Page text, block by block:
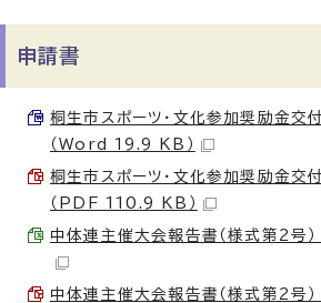
申請書
桐生市スポーツ・文化参加奨励金交
（Word 19.9 KB）
桐生市スポーツ・文化参加奨励金交
（PDF 110.9 KB）
中体連主催大会報告書（様式第2号
中体連主催大会報告書（様式第2号